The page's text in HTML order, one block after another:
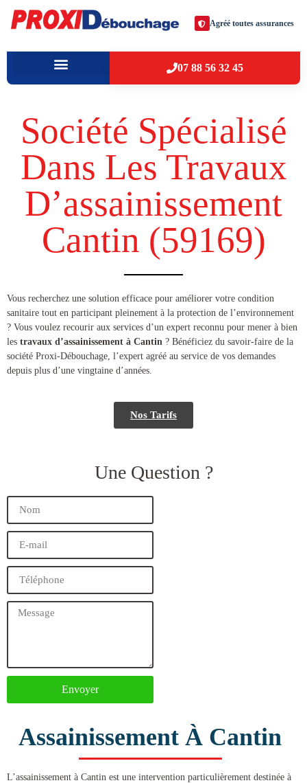
Agréé toutes assurances
07 88 56 32 45
Société Spécialisé
Dans Les Travaux
D’assainissement
Cantin (59169​)
​​Vous recherchez une solution efficace pour améliorer votre condition
sanitaire tout en participant pleinement à la protection de l’environnement
? Vous voulez recourir aux services d’un expert reconnu pour mener à bien
les travaux d’assainissement à Cantin ? Bénéficiez du savoir-faire de la
société Proxi-Débouchage, l’expert agréé au service de vos demandes
depuis plus d’une vingtaine d’années.
Nos Tarifs
Une Question ?
Envoyer
Assainissement À Cantin
L’assainissement à Cantin est une intervention particulièrement destinée à